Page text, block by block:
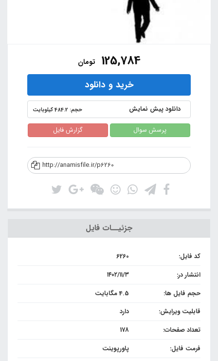
125,784 تومان
خرید و دانلود
دانلود پیش نمایش حجم: 484.2 کیلوبایت
پرسش سوال گزارش فایل
http://anamisfile.ir/p6260
جزئیــات فایل
کد فایل:
6260
انتشار در:
۱۴۰۲/۱۱/۳
حجم فایل ها:
4.5 مگابایت
قابلیت ویرایش:
دارد
تعداد صفحات:
178
فرمت فایل:
پاورپوینت